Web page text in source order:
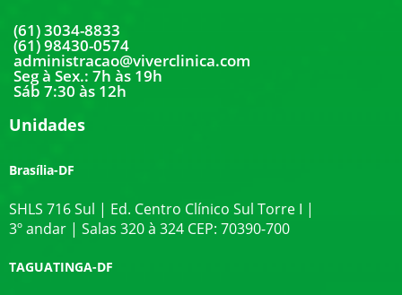
(61) 3034-8833
(61) 98430-0574
administracao@viverclinica.com
Seg à Sex.: 7h às 19h
Sáb 7:30 às 12h
Unidades
Brasília-DF
SHLS 716 Sul | Ed. Centro Clínico Sul Torre I |
3º andar | Salas 320 à 324 CEP: 70390-700
TAGUATINGA-DF